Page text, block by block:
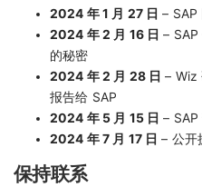
2024 年 1 月 27 日 – SAP
2024 年 2 月 16 日 –
的秘密
2024 年 2 月 28 日 – Wiz
报告给 SAP
2024 年 5 月 15 日 – SAP
2024 年 7 月 17 日 – 公开
保持联系